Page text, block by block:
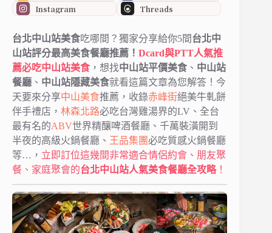
Instagram
Threads
台北中山站美食吃哪間？獨家分享給你5間台北中
山站評分最高美食餐廳推薦！ Dcard與PTT人氣推
薦必吃中山站美食，想找中山站平價美食 、 中山站
餐廳 、 中山站隱藏美食就看這篇文章為您解答！今
天要來分享中山美食推薦，收錄赤峰街絕美牛軋餅
伴手禮店， 林森北路必吃台灣雞湯界的LV、全台
最有名的ABV世界精釀啤酒餐廳、千萬裝潢開到
半夜的高級火鍋餐廳、 王品集團必吃質感火鍋餐廳
等…， 立即訂位這幾間非常適合情侶約會、朋友聚
餐、家庭聚會的台北中山站人氣美食餐廳全攻略！